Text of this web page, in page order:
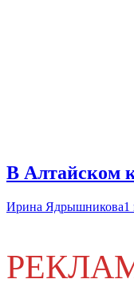
В Алтайском
Ирина Ядрышникова1